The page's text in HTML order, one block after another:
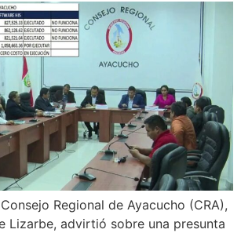
Regional de Ayacucho (CRA),
Lizarbe, advirtió sobre una presunta